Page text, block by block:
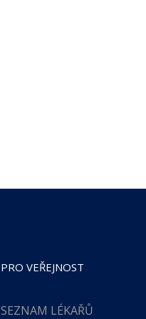
PRO VEŘEJNOST
SEZNAM LÉKAŘŮ